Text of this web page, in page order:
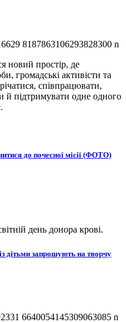
новий простір, де
громадські активісти та
співпрацювати,
й підтримувати одне одного
до почесної місії (ФОТО)
день донора крові.
дітьми запрошують на творчу